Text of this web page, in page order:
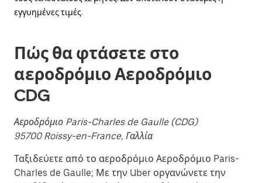
εγγυημένες τιμές.
Πώς θα φτάσετε στο
αεροδρόμιο Αεροδρόμιο
CDG
Αεροδρόμιο Paris-Charles de Gaulle (CDG)
95700 Roissy-en-France, Γαλλία
Ταξιδεύετε από το αεροδρόμιο Αεροδρόμιο Paris-
Charles de Gaulle; Με την Uber οργανώνετε την